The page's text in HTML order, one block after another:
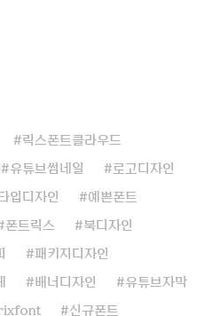
릭스폰트클라우드
유튜브썸네일 로고디자인
타입디자인 예쁜폰트
폰트릭스 북디자인
패키지디자인
배너디자인 유튜브자막
신규폰트